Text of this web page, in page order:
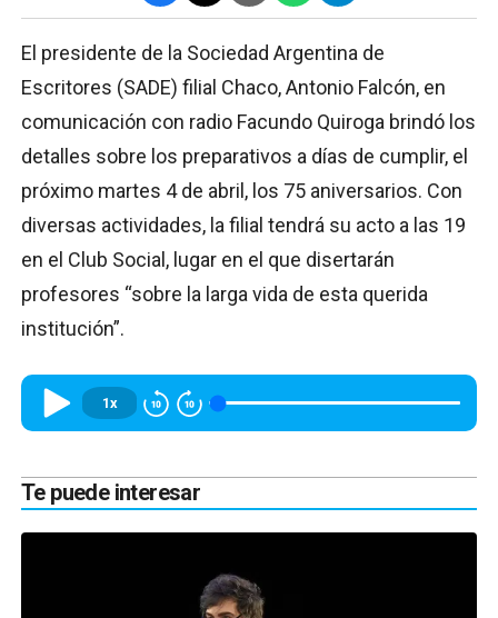
El presidente de la Sociedad Argentina de
Escritores (SADE) filial Chaco, Antonio Falcón, en
comunicación con radio Facundo Quiroga brindó los
detalles sobre los preparativos a días de cumplir, el
próximo martes 4 de abril, los 75 aniversarios. Con
diversas actividades, la filial tendrá su acto a las 19
en el Club Social, lugar en el que disertarán
profesores “sobre la larga vida de esta querida
institución”.
1x
Te puede interesar